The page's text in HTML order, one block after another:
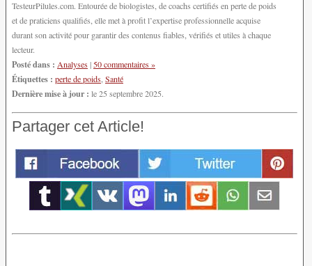
TesteurPilules.com. Entourée de biologistes, de coachs certifiés en perte de poids
et de praticiens qualifiés, elle met à profit l’expertise professionnelle acquise
durant son activité pour garantir des contenus fiables, vérifiés et utiles à chaque
lecteur.
Posté dans : Analyses|50 commentaires »
Étiquettes : perte de poids,Santé
Dernière mise à jour : le 25 septembre 2025.
Partager cet Article!